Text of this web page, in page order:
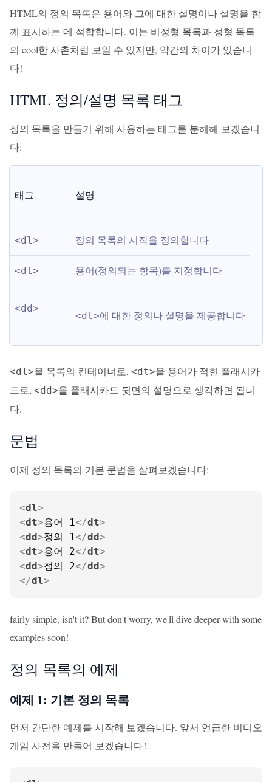
HTML의 정의 목록은 용어와 그에 대한 설명이나 설명을 함
께 표시하는 데 적합합니다. 이는 비정형 목록과 정형 목록
의 cool한 사촌처럼 보일 수 있지만, 약간의 차이가 있습니
다!
HTML 정의/설명 목록 태그
정의 목록을 만들기 위해 사용하는 태그를 분해해 보겠습니
다:
태그 설명
<dl> 정의 목록의 시작을 정의합니다
<dt> 용어(정의되는 항목)를 지정합니다
<dd>
<dt>에 대한 정의나 설명을 제공합니다
<dl>을 목록의 컨테이너로, <dt>을 용어가 적힌 플래시카
드로, <dd>을 플래시카드 뒷면의 설명으로 생각하면 됩니
다.
문법
이제 정의 목록의 기본 문법을 살펴보겠습니다:
<dl>
<dt>용어 1</dt>
<dd>정의 1</dd>
<dt>용어 2</dt>
<dd>정의 2</dd>
</dl>
fairly simple, isn't it? But don't worry, we'll dive deeper with some
examples soon!
정의 목록의 예제
예제 1: 기본 정의 목록
먼저 간단한 예제를 시작해 보겠습니다. 앞서 언급한 비디오
게임 사전을 만들어 보겠습니다!